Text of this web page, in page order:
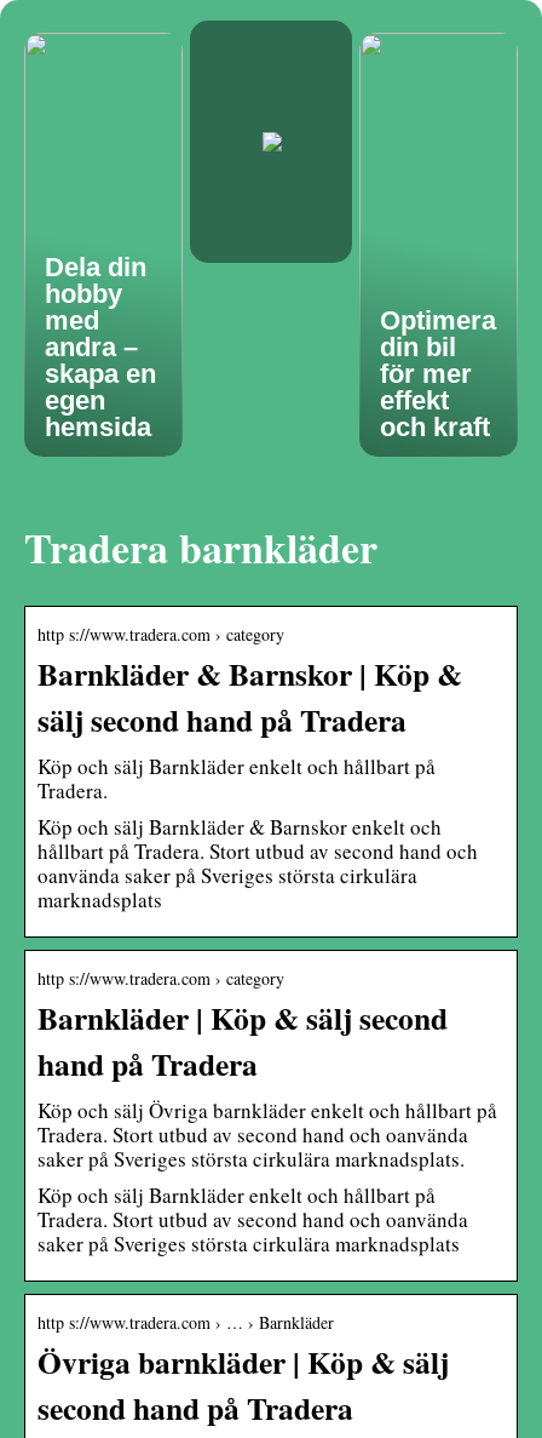
Dela din
hobby
med
andra –
skapa en
egen
hemsida
Optimera
din bil
för mer
effekt
och kraft
Tradera barnkläder
http s://www.tradera.com › category
Barnkläder & Barnskor | Köp &
sälj second hand på Tradera
Köp och sälj Barnkläder enkelt och hållbart på
Tradera.
Köp och sälj Barnkläder & Barnskor enkelt och
hållbart på Tradera. Stort utbud av second hand och
oanvända saker på Sveriges största cirkulära
marknadsplats
http s://www.tradera.com › category
Barnkläder | Köp & sälj second
hand på Tradera
Köp och sälj Övriga barnkläder enkelt och hållbart på
Tradera. Stort utbud av second hand och oanvända
saker på Sveriges största cirkulära marknadsplats.
Köp och sälj Barnkläder enkelt och hållbart på
Tradera. Stort utbud av second hand och oanvända
saker på Sveriges största cirkulära marknadsplats
http s://www.tradera.com › … › Barnkläder
Övriga barnkläder | Köp & sälj
second hand på Tradera